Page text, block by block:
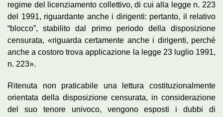
regime del licenziamento collettivo, di cui alla legge n. 223
del 1991, riguardante anche i dirigenti: pertanto, il relativo
“blocco”, stabilito dal primo periodo della disposizione
censurata, «riguarda certamente anche i dirigenti, perché
anche a costoro trova applicazione la legge 23 luglio 1991,
n. 223».
Ritenuta non praticabile una lettura costituzionalmente
orientata della disposizione censurata, in considerazione
del suo tenore univoco, vengono esposti i dubbi di